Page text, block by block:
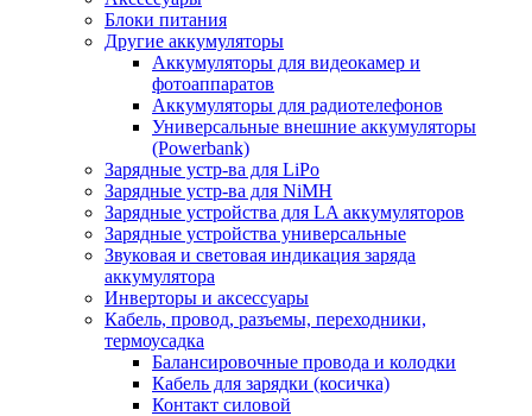
Блоки питания
Другие аккумуляторы
Аккумуляторы для видеокамер и
фотоаппаратов
Аккумуляторы для радиотелефонов
Универсальные внешние аккумуляторы
(Powerbank)
Зарядные устр-ва для LiPo
Зарядные устр-ва для NiMH
Зарядные устройства для LA аккумуляторов
Зарядные устройства универсальные
Звуковая и световая индикация заряда
аккумулятора
Инверторы и аксессуары
Кабель, провод, разъемы, переходники,
термоусадка
Балансировочные провода и колодки
Кабель для зарядки (косичка)
Контакт силовой